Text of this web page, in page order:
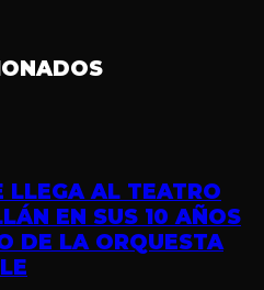
LLEGA AL TEATRO
EN SUS 10 AÑOS
DE LA ORQUESTA